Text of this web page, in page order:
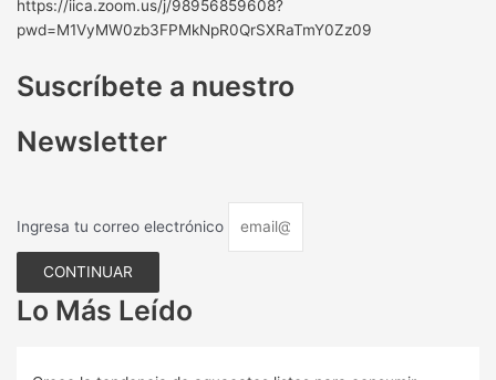
https://iica.zoom.us/j/98956859608?
pwd=M1VyMW0zb3FPMkNpR0QrSXRaTmY0Zz09
Suscríbete a nuestro
Newsletter
Ingresa tu correo electrónico
CONTINUAR
Lo Más Leído